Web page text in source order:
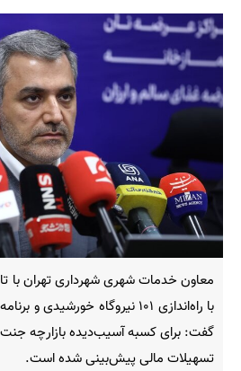
با راه‌اندازی ۱۰۱ نیروگاه
گفت: برای کسبه آسیب‌دیده بازارچه
تسهیلات مالی پیش‌بینی شده است.